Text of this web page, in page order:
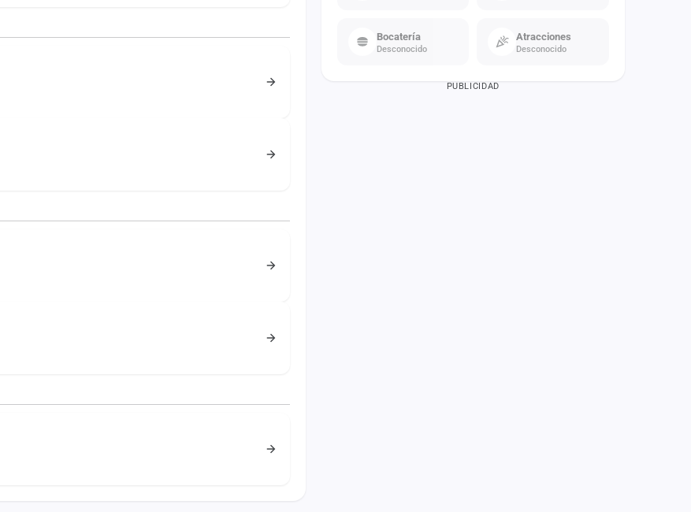
Bocatería
Desconocido
Atracciones
Desconocido
PUBLICIDAD